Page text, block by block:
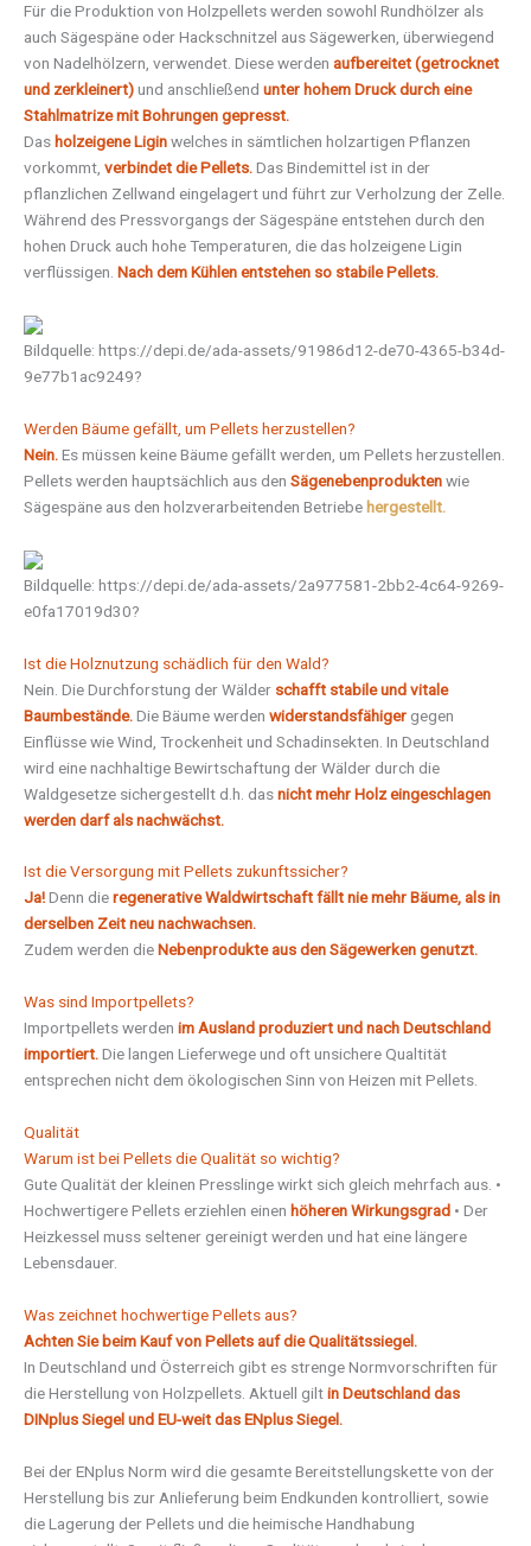
Für die Produktion von Holzpellets werden sowohl Rundhölzer als
auch Sägespäne oder Hackschnitzel aus Sägewerken, überwiegend
von Nadelhölzern, verwendet. Diese werden aufbereitet (getrocknet
und zerkleinert)und anschließend unter hohem Druck durch eine
Stahlmatrize mit Bohrungen gepresst.
Das holzeigene Liginwelches in sämtlichen holzartigen Pflanzen
vorkommt, verbindet die Pellets.Das Bindemittel ist in der
pflanzlichen Zellwand eingelagert und führt zur Verholzung der Zelle.
Während des Pressvorgangs der Sägespäne entstehen durch den
hohen Druck auch hohe Temperaturen, die das holzeigene Ligin
verflüssigen. Nach dem Kühlen entstehen so stabile Pellets.
Bildquelle: https://depi.de/ada-assets/91986d12-de70-4365-b34d-
9e77b1ac9249?
Werden Bäume gefällt, um Pellets herzustellen?
Nein.Es müssen keine Bäume gefällt werden, um Pellets herzustellen.
Pellets werden hauptsächlich aus den Sägenebenproduktenwie
Sägespäne aus den holzverarbeitenden Betriebe hergestellt.
Bildquelle: https://depi.de/ada-assets/2a977581-2bb2-4c64-9269-
e0fa17019d30?
Ist die Holznutzung schädlich für den Wald?
Nein. Die Durchforstung der Wälder schafft stabile und vitale
Baumbestände.Die Bäume werden widerstandsfähiger gegen
Einflüsse wie Wind, Trockenheit und Schadinsekten. In Deutschland
wird eine nachhaltige Bewirtschaftung der Wälder durch die
Waldgesetze sichergestellt d.h. dasnicht mehr Holz eingeschlagen
werden darf als nachwächst.
Ist die Versorgung mit Pellets zukunftssicher?
Ja!Denn dieregenerative Waldwirtschaft fällt nie mehr Bäume, als in
derselben Zeit neu nachwachsen.
Zudem werden dieNebenprodukte aus den Sägewerken genutzt.
Was sind Importpellets?
Importpellets werden im Ausland produziert und nach Deutschland
importiert.Die langen Lieferwege und oft unsichere Qualtität
entsprechen nicht dem ökologischen Sinn von Heizen mit Pellets.
Qualität
Warum ist bei Pellets die Qualität so wichtig?
Gute Qualität der kleinen Presslinge wirkt sich gleich mehrfach aus. •
Hochwertigere Pellets erziehlen einen höheren Wirkungsgrad • Der
Heizkessel muss seltener gereinigt werden und hat eine längere
Lebensdauer.
Was zeichnet hochwertige Pellets aus?
Achten Sie beim Kauf von Pellets auf die Qualitätssiegel.
In Deutschland und Österreich gibt es strenge Normvorschriften für
die Herstellung von Holzpellets. Aktuell giltin Deutschland das
DINplus Siegel und EU-weit das ENplus Siegel.
Bei der ENplus Norm wird die gesamte Bereitstellungskette von der
Herstellung bis zur Anlieferung beim Endkunden kontrolliert, sowie
die Lagerung der Pellets und die heimische Handhabung